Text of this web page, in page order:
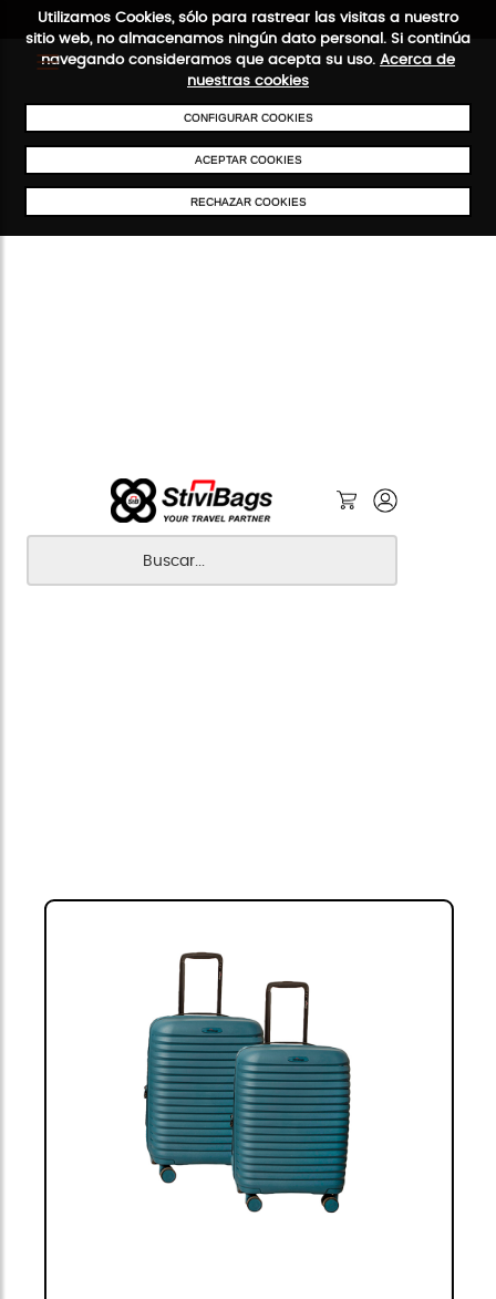
Utilizamos Cookies, sólo para rastrear las visitas a nuestro
sitio web, no almacenamos ningún dato personal. Si continúa
navegando consideramos que acepta su uso. Acerca de
nuestras cookies
CONFIGURAR COOKIES
ACEPTAR COOKIES
RECHAZAR COOKIES
ENVÍOS GRATIS A PARTIR DE 50 €PAGO SEGURO